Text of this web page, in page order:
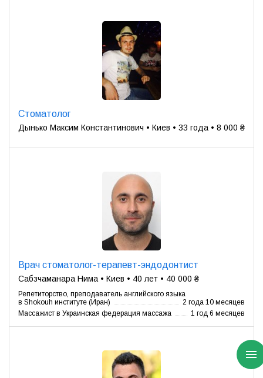
Стоматолог
Дынько Maксим Константинович • Киев • 33 года • 8 000 ₴
Врач стоматолог-терапевт-эндодонтист
Сабзчаманара Нима • Киев • 40 лет • 40 000 ₴
Репетиторство, преподаватель английского языка
в Shokouh институте (Иран)
2 года 10 месяцев
Массажист в Украинская федерация массажа
1 год 6 месяцев